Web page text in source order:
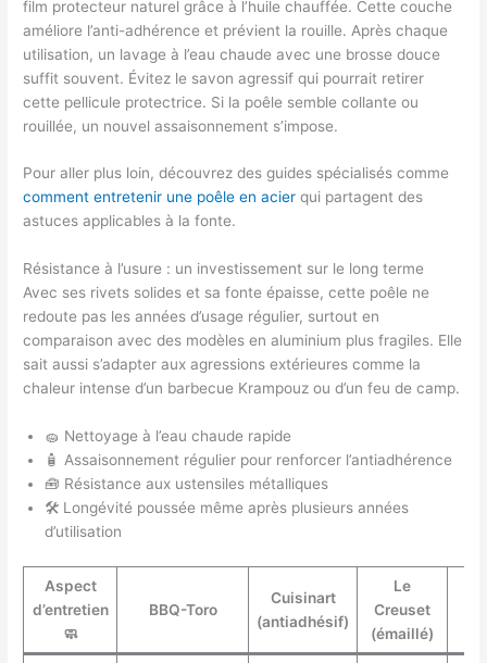
film protecteur naturel grâce à l’huile chauffée. Cette couche
améliore l’anti-adhérence et prévient la rouille. Après chaque
utilisation, un lavage à l’eau chaude avec une brosse douce
suffit souvent. Évitez le savon agressif qui pourrait retirer
cette pellicule protectrice. Si la poêle semble collante ou
rouillée, un nouvel assaisonnement s’impose.
Pour aller plus loin, découvrez des guides spécialisés comme
comment entretenir une poêle en acier qui partagent des
astuces applicables à la fonte.
Résistance à l’usure : un investissement sur le long terme
Avec ses rivets solides et sa fonte épaisse, cette poêle ne
redoute pas les années d’usage régulier, surtout en
comparaison avec des modèles en aluminium plus fragiles. Elle
sait aussi s’adapter aux agressions extérieures comme la
chaleur intense d’un barbecue Krampouz ou d’un feu de camp.
🧽 Nettoyage à l’eau chaude rapide
🧴 Assaisonnement régulier pour renforcer l’antiadhérence
🧰 Résistance aux ustensiles métalliques
🛠️ Longévité poussée même après plusieurs années
d’utilisation
Aspect
d’entretien
🧼
BBQ-Toro
Cuisinart
(antiadhésif)
Le
Creuset
(émaillé)